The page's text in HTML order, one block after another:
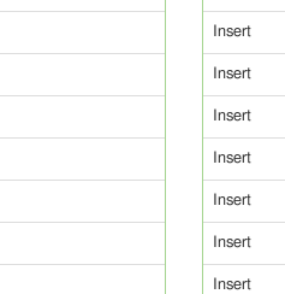
Insert
Insert
Insert
Insert
Insert
Insert
Insert